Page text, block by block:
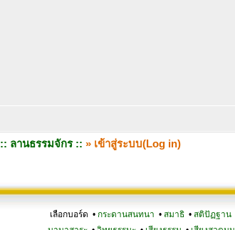
:: ลานธรรมจักร :: » เข้าสู่ระบบ(Log in)
เลือกบอร์ด • กระดานสนทนา • สมาธิ • สติปัฏฐาน